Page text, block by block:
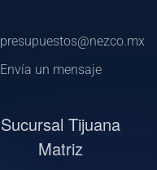
presupuestos@nezco.mx
Envía un mensaje
Sucursal Tijuana
Matriz